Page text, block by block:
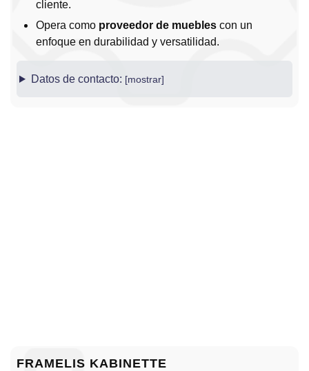
cliente.
Opera como proveedor de muebles con un
enfoque en durabilidad y versatilidad.
Datos de contacto:
FRAMELIS KABINETTE